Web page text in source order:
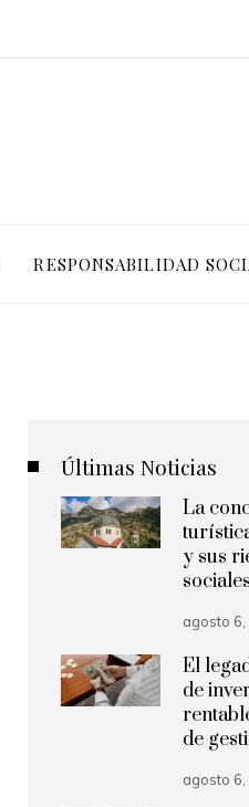
RESPONSABILIDAD
Últimas Noticias
La
y sus
sociales
agosto
El
de
de
agosto